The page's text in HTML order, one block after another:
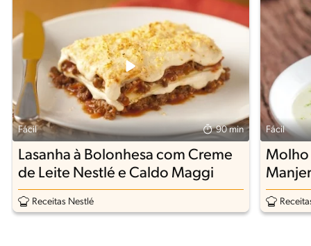
Fácil 90 min
Lasanha à Bolonhesa com Creme
de Leite Nestlé e Caldo Maggi
Receitas Nestlé
Fácil
Molho